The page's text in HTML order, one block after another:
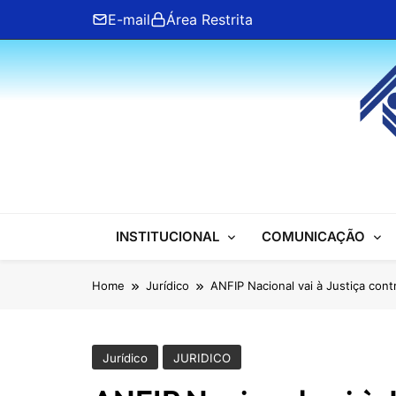
content
E-mail Área Restrita
ANFIP Nacional
INSTITUCIONAL COMUNICAÇÃO
Home Jurídico ANFIP Nacional vai à Justiça
Jurídico JURIDICO